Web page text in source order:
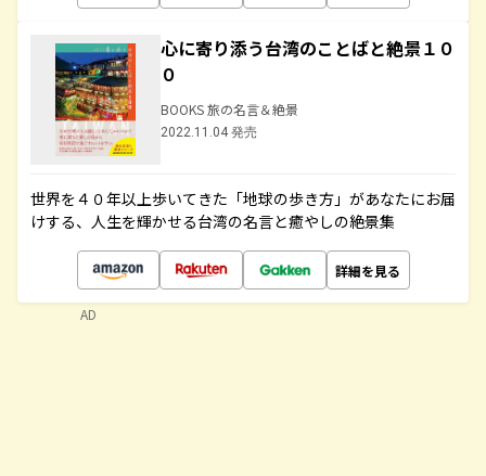
心に寄り添う台湾のことばと絶景１０
０
BOOKS 旅の名言＆絶景
2022.11.04 発売
世界を４０年以上歩いてきた「地球の歩き方」があなたにお届
けする、人生を輝かせる台湾の名言と癒やしの絶景集
詳細を見る
AD